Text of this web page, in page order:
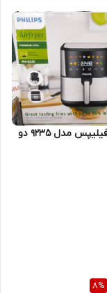
سرخ کن فیلیپس مدل 9235 دو
8%